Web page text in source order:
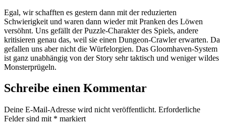
Egal, wir schafften es gestern dann mit der reduzierten
Schwierigkeit und waren dann wieder mit Pranken des Löwen
versöhnt. Uns gefällt der Puzzle-Charakter des Spiels, andere
kritisieren genau das, weil sie einen Dungeon-Crawler erwarten. Da
gefallen uns aber nicht die Würfelorgien. Das Gloomhaven-System
ist ganz unabhängig von der Story sehr taktisch und weniger wildes
Monsterprügeln.
Schreibe einen Kommentar
Deine E-Mail-Adresse wird nicht veröffentlicht. Erforderliche
Felder sind mit * markiert